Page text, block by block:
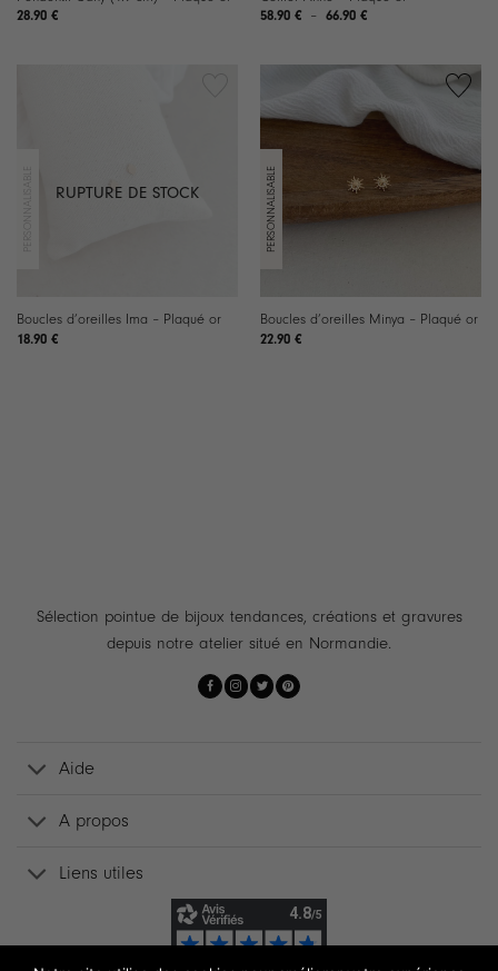
28.90 €
58.90 € – 66.90 €Plage
à
RUPTURE DE STOCK
Boucles d’oreilles Ima – Plaqué or
18.90 €
Boucles d’oreilles Minya – Plaqué or
22.90 €
Sélection pointue de bijoux tendances, créations et gravures
depuis notre atelier situé en Normandie.
Aide
A propos
Liens utiles